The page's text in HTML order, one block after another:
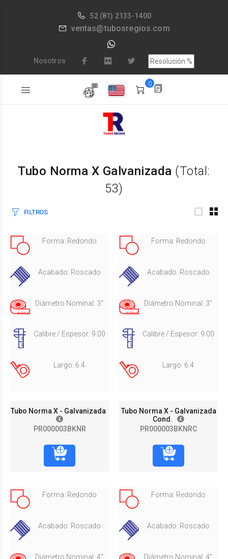
52 (81) 2133-1400
ventas@tubosregios.com
Nosotros
0
Tubo Norma X Galvanizada (Total:
53)
FILTROS
Forma: Redondo
Acabado: Roscado
Diámetro Nominal: 3"
Calibre / Espesor: 9.00
Largo: 6.4
Tubo Norma X - Galvanizada
PR000003BKNR
Forma: Redondo
Acabado: Roscado
Diámetro Nominal: 3"
Calibre / Espesor: 9.00
Largo: 6.4
Tubo Norma X - Galvanizada
Cond.
PR000003BKNRC
Forma: Redondo
Acabado: Roscado
Diámetro Nominal: 4"
Forma: Redondo
Acabado: Roscado
Diámetro Nominal: 4"